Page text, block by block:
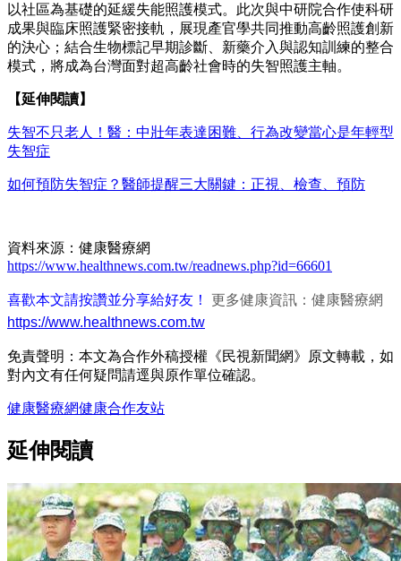
以社區為基礎的延緩失能照護模式。此次與中研院合作使科研
成果與臨床照護緊密接軌，展現產官學共同推動高齡照護創新
的決心；結合生物標記早期診斷、新藥介入與認知訓練的整合
模式，將成為台灣面對超高齡社會時的失智照護主軸。
【延伸閱讀】
失智不只老人！醫：中壯年表達困難、行為改變當心是年輕型
失智症
如何預防失智症？醫師提醒三大關鍵：正視、檢查、預防
資料來源：健康醫療網
https://www.healthnews.com.tw/readnews.php?id=66601
喜歡本文請按讚並分享給好友！
更多健康資訊：健康醫療網
https://www.healthnews.com.tw
免責聲明：本文為合作外稿授權《民視新聞網》原文轉載，如
對內文有任何疑問請逕與原作單位確認。
健康醫療網健康合作友站
延伸閱讀